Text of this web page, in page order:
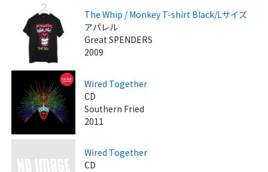
The Whip / Monkey T-shirt Black/Lサイズ
アパレル
Great SPENDERS
2009
Wired Together
CD
Southern Fried
2011
Wired Together
CD